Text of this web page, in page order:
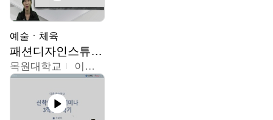
예술ㆍ체육
패션디자인스튜디오
목원대학교 이건희